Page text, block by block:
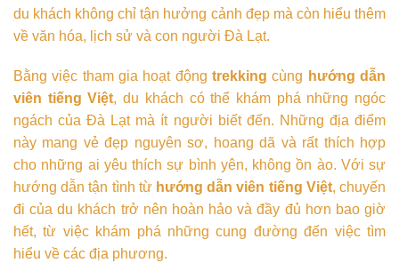
du khách không chỉ tận hưởng cảnh đẹp mà còn hiểu thêm
về văn hóa, lịch sử và con người Đà Lạt.
Bằng việc tham gia hoạt động trekking cùng hướng dẫn
viên tiếng Việt, du khách có thể khám phá những ngóc
ngách của Đà Lạt mà ít người biết đến. Những địa điểm
này mang vẻ đẹp nguyên sơ, hoang dã và rất thích hợp
cho những ai yêu thích sự bình yên, không ồn ào. Với sự
hướng dẫn tận tình từ hướng dẫn viên tiếng Việt, chuyến
đi của du khách trở nên hoàn hảo và đầy đủ hơn bao giờ
hết, từ việc khám phá những cung đường đến việc tìm
hiểu về các địa phương.